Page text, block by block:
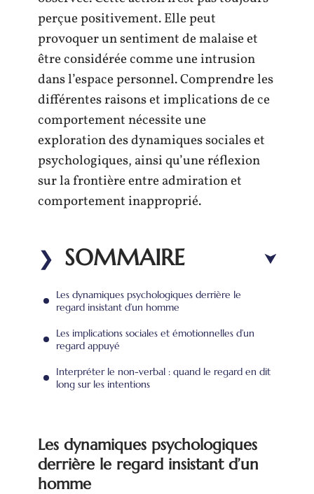
perçue positivement. Elle peut
provoquer un sentiment de malaise et
être considérée comme une intrusion
dans l’espace personnel. Comprendre les
différentes raisons et implications de ce
comportement nécessite une
exploration des dynamiques sociales et
psychologiques, ainsi qu’une réflexion
sur la frontière entre admiration et
comportement inapproprié.
SOMMAIRE
Les dynamiques psychologiques derrière le
regard insistant d’un homme
Les implications sociales et émotionnelles d’un
regard appuyé
Interpréter le non-verbal : quand le regard en dit
long sur les intentions
Les dynamiques psychologiques
derrière le regard insistant d’un
homme